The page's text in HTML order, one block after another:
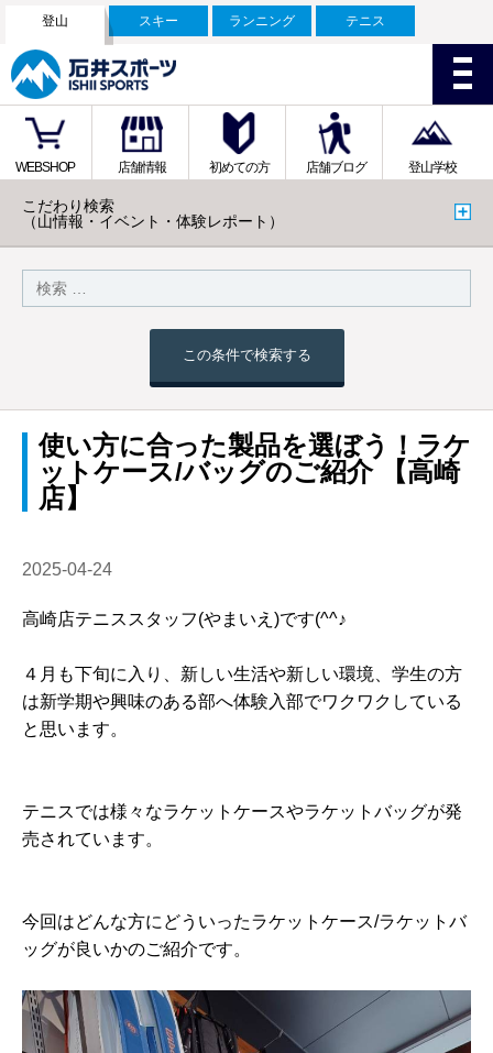
登山 スキー ランニング テニス
WEBSHOP 店舗情報 初めての方 店舗ブログ 登山学校
こだわり検索
（山情報・イベント・体験レポート）
この条件で検索する
使い方に合った製品を選ぼう！ラケ
ットケース/バッグのご紹介 【高崎
店】
2025-04-24
高崎店テニススタッフ(やまいえ)です(^^♪
４月も下旬に入り、新しい生活や新しい環境、学生の方
は新学期や興味のある部へ体験入部でワクワクしている
と思います。
テニスでは様々なラケットケースやラケットバッグが発
売されています。
今回はどんな方にどういったラケットケース/ラケットバ
ッグが良いかのご紹介です。